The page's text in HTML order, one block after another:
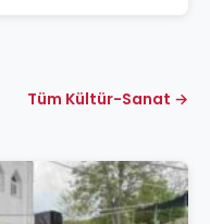
Tüm Kültür-Sanat →